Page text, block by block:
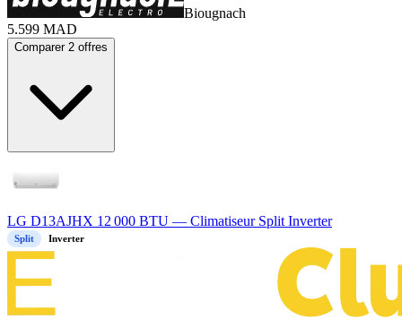
Biougnach
5.599 MAD
Comparer 2 offres
LG D13AJHX 12 000 BTU — Climatiseur Split Inverter
Split Inverter